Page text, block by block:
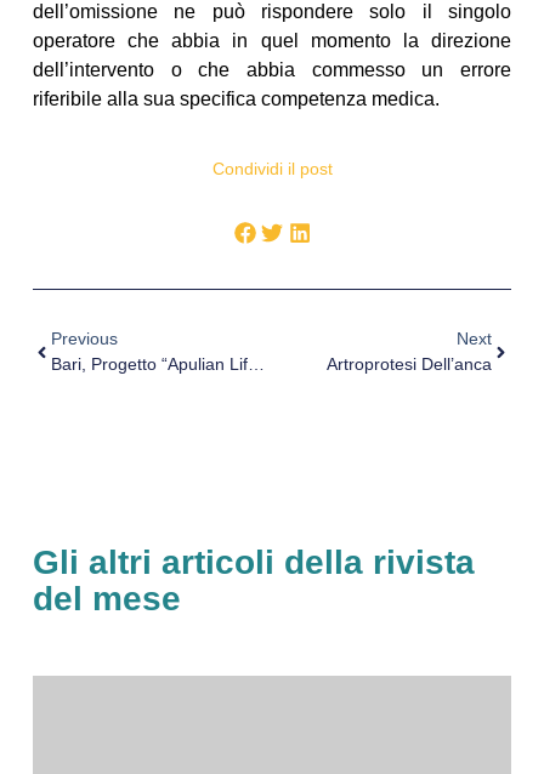
dell’omissione ne può rispondere solo il singolo
operatore che abbia in quel momento la direzione
dell’intervento o che abbia commesso un errore
riferibile alla sua specifica competenza medica.
Condividi il post
Previous
Bari, Progetto “Apulian Lifestyle Per Una Lunga Vita Felice”
Next
Artroprotesi Dell’anca
Gli altri articoli della rivista
del mese